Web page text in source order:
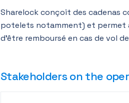
Sharelock conçoit des cadenas
potelets notamment) et permet
d’être remboursé en cas de vol
Stakeholders on the